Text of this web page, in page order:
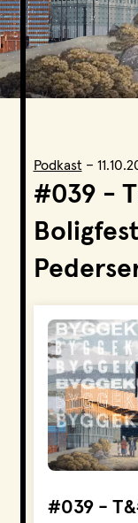
LPO
LPO Oslo
LPO
LOF
Podkast –
#039 -
#039 -